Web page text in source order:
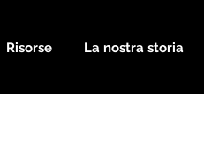
Risorse La nostra storia